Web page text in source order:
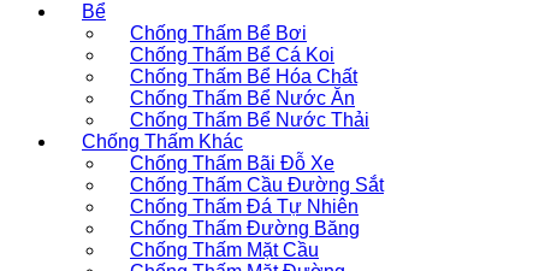
Bể
Chống Thấm Bể Bơi
Chống Thấm Bể Cá Koi
Chống Thấm Bể Hóa Chất
Chống Thấm Bể Nước Ăn
Chống Thấm Bể Nước Thải
Chống Thấm Khác
Chống Thấm Bãi Đỗ Xe
Chống Thấm Cầu Đường Sắt
Chống Thấm Đá Tự Nhiên
Chống Thấm Đường Băng
Chống Thấm Mặt Cầu